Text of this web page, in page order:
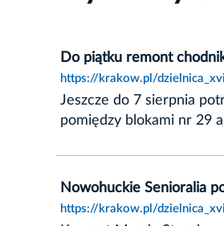
Do piątku remont
https://krakow.pl/
Jeszcze do 7 sierpnia
pomiędzy blokami nr 29
Nowohuckie Senioralia
https://krakow.pl/